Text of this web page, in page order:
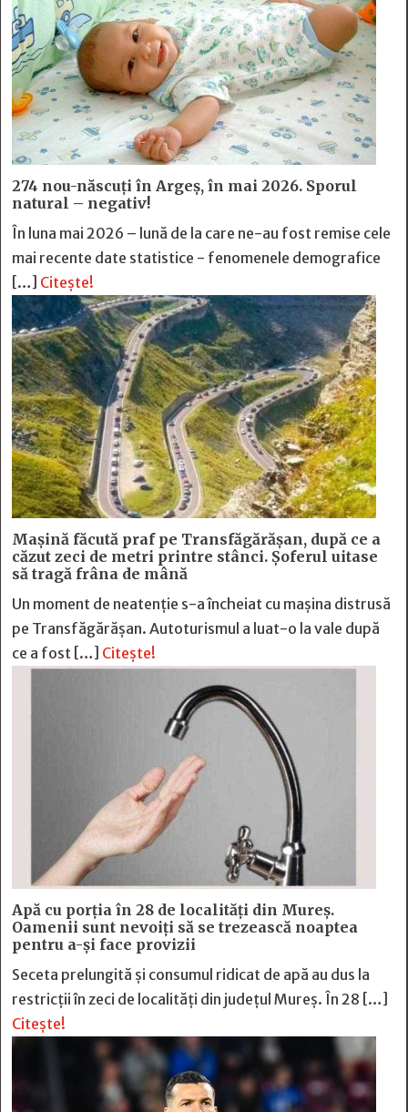
274 nou-născuți în Argeș, în mai 2026. Sporul
natural – negativ!
În luna mai 2026 – lună de la care ne-au fost remise cele
mai recente date statistice - fenomenele demografice
[…] Citește!
Mașină făcută praf pe Transfăgărășan, după ce a
căzut zeci de metri printre stânci. Șoferul uitase
să tragă frâna de mână
Un moment de neatenție s-a încheiat cu mașina distrusă
pe Transfăgărășan. Autoturismul a luat-o la vale după
ce a fost […] Citește!
Apă cu porția în 28 de localități din Mureș.
Oamenii sunt nevoiți să se trezească noaptea
pentru a-și face provizii
Seceta prelungită și consumul ridicat de apă au dus la
restricții în zeci de localități din județul Mureș. În 28 […]
Citește!